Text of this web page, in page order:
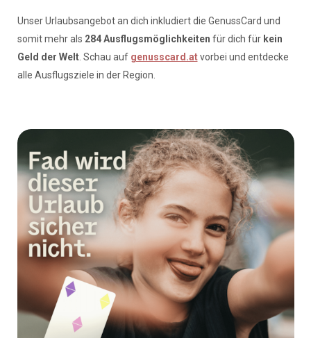
Unser Urlaubsangebot an dich inkludiert die GenussCard und
somit mehr als 284 Ausflugsmöglichkeiten für dich für kein
Geld der Welt. Schau auf genusscard.at vorbei und entdecke
alle Ausflugsziele in der Region.